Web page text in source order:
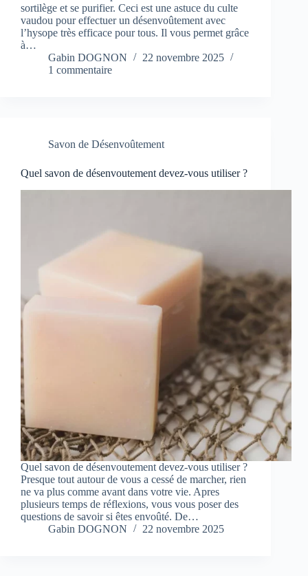
sortilège et se purifier. Ceci est une astuce du culte
vaudou pour effectuer un désenvoûtement avec
l’hysope très efficace pour tous. Il vous permet grâce
à…
Gabin DOGNON
22 novembre 2025
1 commentaire
Savon de Désenvoûtement
Quel savon de désenvoutement devez-vous utiliser ?
Quel savon de désenvoutement devez-vous utiliser ?
Presque tout autour de vous a cessé de marcher, rien
ne va plus comme avant dans votre vie. Apres
plusieurs temps de réflexions, vous vous poser des
questions de savoir si êtes envoûté. De…
Gabin DOGNON
22 novembre 2025